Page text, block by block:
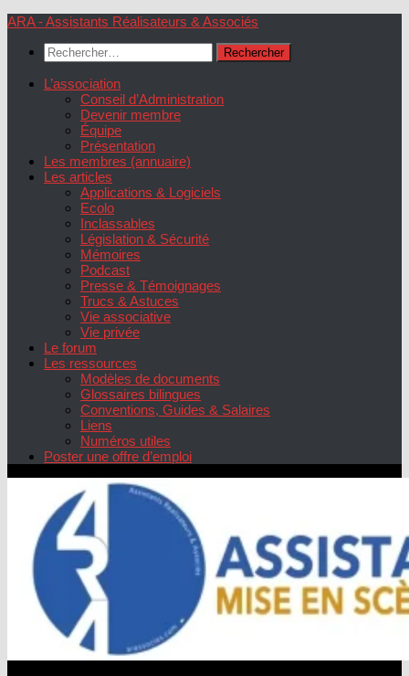
Skip
content
ARA - Assistants Réalisateurs & Associés
Rechercher :
L’association
Conseil d’Administration
Devenir membre
Équipe
Présentation
Les membres (annuaire)
Les articles
Applications & Logiciels
Ecolo
Inclassables
Législation & Sécurité
Mémoires
Podcast
Presse & Témoignages
Trucs & Astuces
Vie associative
Vie privée
Le forum
Les ressources
Modèles de documents
Glossaires bilingues
Conventions, Guides & Salaires
Liens
Numéros utiles
Poster une offre d’emploi